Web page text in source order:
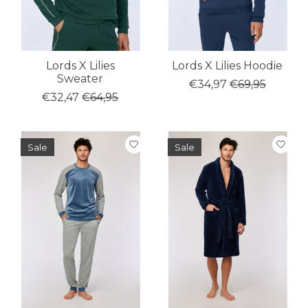
Lords X Lilies
Sweater
€32,47 €64,95
Lords X Lilies Hoodie
€34,97 €69,95
Sale Sale